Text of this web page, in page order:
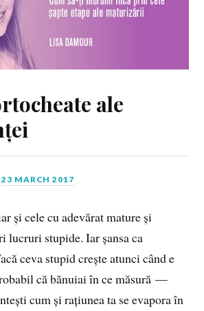
ale
23 MARCH 2017
și cele cu adevărat mature și
lucruri stupide. Iar șansa ca
ceva stupid crește atunci când e
că bănuiai în ce măsură —
cum și rațiunea ta se evapora în